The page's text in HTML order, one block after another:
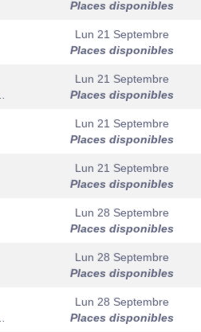
Places disponibles
Lun 21 Septembre
Places disponibles
Lun 21 Septembre
Places disponibles
Lun 21 Septembre
Places disponibles
Lun 21 Septembre
Places disponibles
Lun 28 Septembre
Places disponibles
Lun 28 Septembre
Places disponibles
Lun 28 Septembre
Places disponibles